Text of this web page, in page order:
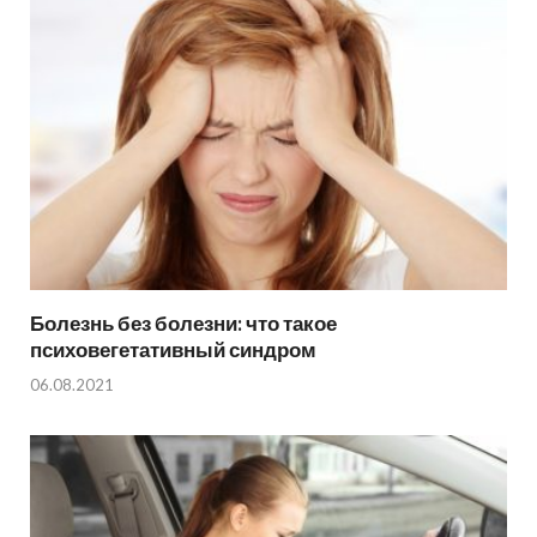
Болезнь без болезни: что такое
психовегетативный синдром
06.08.2021